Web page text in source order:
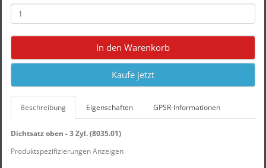
In den Warenkorb
Kaufe jetzt
Beschreibung Eigenschaften GPSR-Informationen
Dichtsatz oben - 3 Zyl. (8035.01)
Produktspezifizierungen Anzeigen